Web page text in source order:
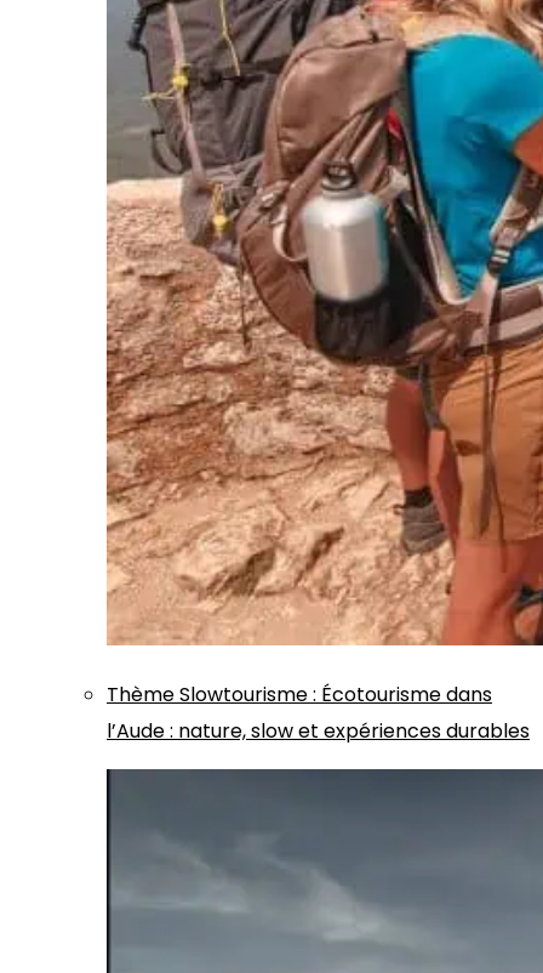
ThèmeSlowtourisme: Écotourisme dans
l’Aude : nature, slow et expériences durables